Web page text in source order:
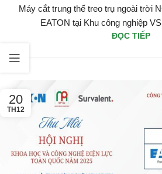
Máy cắt trung thế treo trụ ngoài trời
EATON tại Khu công nghiệp
ĐỌC TIẾP
20
TH12